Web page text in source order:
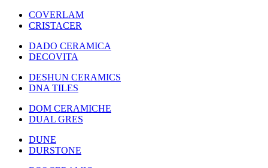
COVERLAM
CRISTACER
DADO CERAMICA
DECOVITA
DESHUN CERAMICS
DNA TILES
DOM CERAMICHE
DUAL GRES
DUNE
DURSTONE